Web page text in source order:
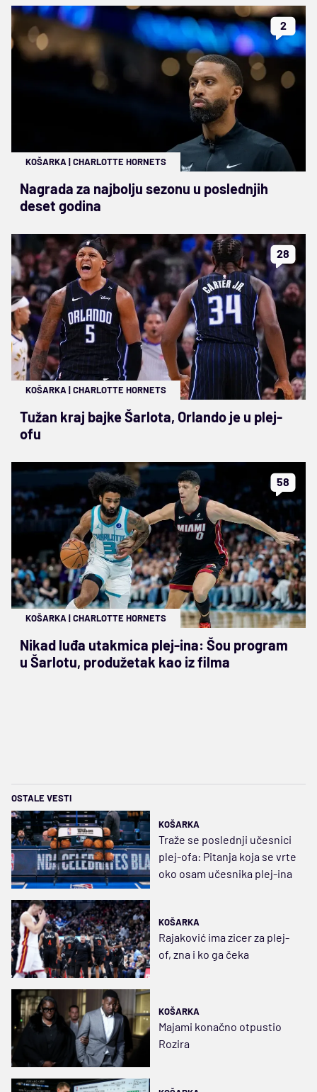
2
KOŠARKA |CHARLOTTE HORNETS
Nagrada za najbolju sezonu u poslednjih
deset godina
28
KOŠARKA |CHARLOTTE HORNETS
Tužan kraj bajke Šarlota, Orlando je u plej-
ofu
58
KOŠARKA |CHARLOTTE HORNETS
Nikad luđa utakmica plej-ina: Šou program
u Šarlotu, produžetak kao iz filma
OSTALE VESTI
KOŠARKA
Traže se poslednji učesnici
plej-ofa: Pitanja koja se vrte
oko osam učesnika plej-ina
KOŠARKA
Rajaković ima zicer za plej-
of, zna i ko ga čeka
KOŠARKA
Majami konačno otpustio
Rozira